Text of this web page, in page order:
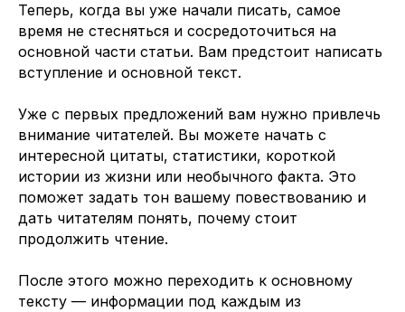
Теперь, когда вы уже начали писать, самое
время не стесняться и сосредоточиться на
основной части статьи. Вам предстоит написать
вступление и основной текст.
Уже с первых предложений вам нужно привлечь
внимание читателей. Вы можете начать с
интересной цитаты, статистики, короткой
истории из жизни или необычного факта. Это
поможет задать тон вашему повествованию и
дать читателям понять, почему стоит
продолжить чтение.
После этого можно переходить к основному
тексту — информации под каждым из